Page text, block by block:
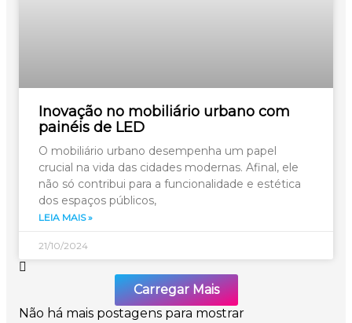
Inovação no mobiliário urbano com
painéis de LED
O mobiliário urbano desempenha um papel
crucial na vida das cidades modernas. Afinal, ele
não só contribui para a funcionalidade e estética
dos espaços públicos,
LEIA MAIS »
21/10/2024
Carregar Mais
Não há mais postagens para mostrar